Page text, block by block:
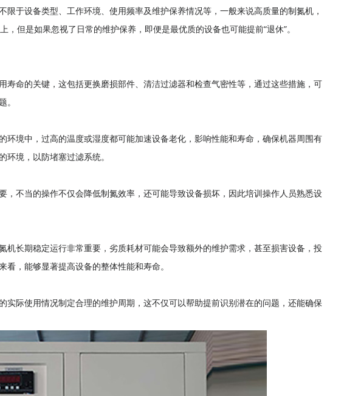
限于设备类型、工作环境、使用频率及维护保养情况等，一般来说高质量的制氮机，
但是如果忽视了日常的维护保养，即便是最优质的设备也可能提前“退休”。
寿命的关键，这包括更换磨损部件、清洁过滤器和检查气密性等，通过这些措施，可
。
环境中，过高的温度或湿度都可能加速设备老化，影响性能和寿命，确保机器周围有
境，以防堵塞过滤系统。
，不当的操作不仅会降低制氮效率，还可能导致设备损坏，因此培训操作人员熟悉设
机长期稳定运行非常重要，劣质耗材可能会导致额外的维护需求，甚至损害设备，投
，能够显著提高设备的整体性能和寿命。
实际使用情况制定合理的维护周期，这不仅可以帮助提前识别潜在的问题，还能确保